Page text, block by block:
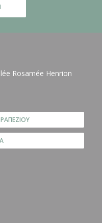
Rosamée Henrion
παράθυρο))